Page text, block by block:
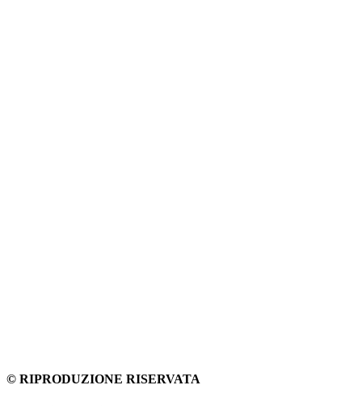
© RIPRODUZIONE RISERVATA